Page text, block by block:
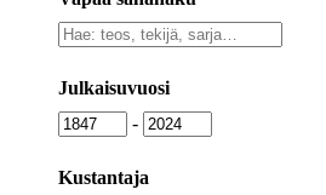
Vapaa
sanahaku
Julkaisuvuosi
Julkaisuvuosi
- Julkaisuvuosi
Kustantaja